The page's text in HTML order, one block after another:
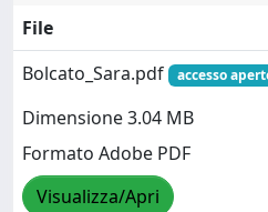
File
Bolcato_Sara.pdf
accesso
Dimensione 3.04 MB
Formato Adobe PDF
Visualizza/Apri